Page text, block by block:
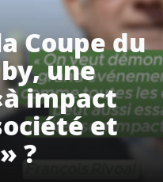
Coupe du
une
impact
et
?
kids
influenceur.se